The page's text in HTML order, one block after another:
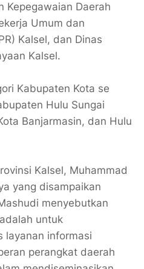
Kepegawaian Daerah
Umum dan
Kalsel, dan Dinas
Kalsel.
Kabupaten Kota se
Hulu Sungai
Banjarmasin, dan Hulu
Kalsel, Muhammad
yang disampaikan
menyebutkan
untuk
layanan informasi
perangkat daerah